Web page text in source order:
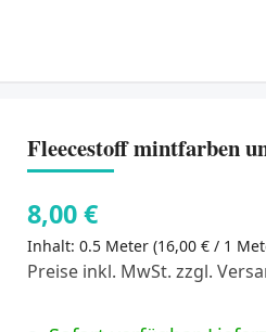
Fleecestoff mintfarben
8,00 €
Inhalt: 0.5 Meter (16,00 € / 1
Preise inkl. MwSt. zzgl.